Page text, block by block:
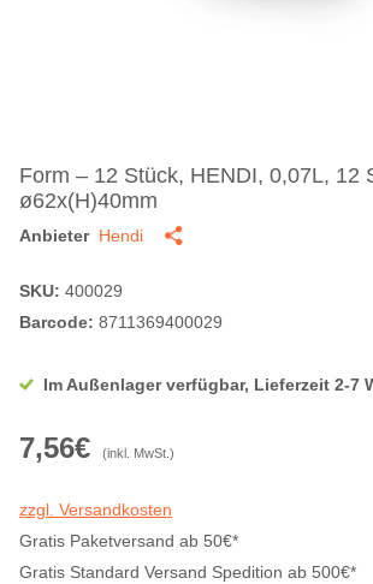
Form – 12 Stück, HENDI, 0,07L, 12
ø62x(H)40mm
Anbieter Hendi
SKU: 400029
Barcode: 8711369400029
Im Außenlager verfügbar, Lieferzeit 2-7
7,56€ (inkl. MwSt.)
zzgl. Versandkosten
Gratis Paketversand ab 50€*
Gratis Standard Versand Spedition ab 500€*